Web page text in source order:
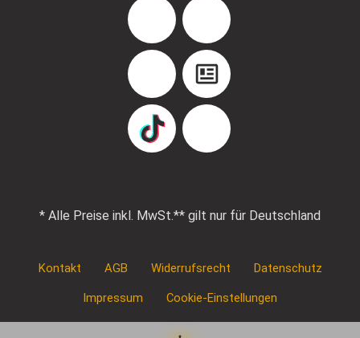
Facebook Instagram
YouTube Blog
TikTok Pinterest
* Alle Preise inkl. MwSt.** gilt nur für Deutschland
Kontakt AGB Widerrufsrecht Datenschutz
Impressum Cookie-Einstellungen